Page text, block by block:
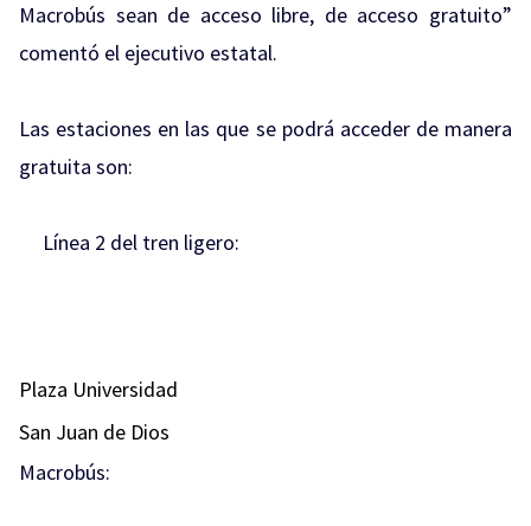
Macrobús sean de acceso libre, de acceso gratuito”
comentó el ejecutivo estatal.
Las estaciones en las que se podrá acceder de manera
gratuita son:
Línea 2 del tren ligero:
Plaza Universidad
San Juan de Dios
Macrobús: